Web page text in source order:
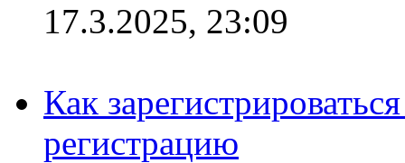
17.3.2025, 23:09
Как
регистрацию